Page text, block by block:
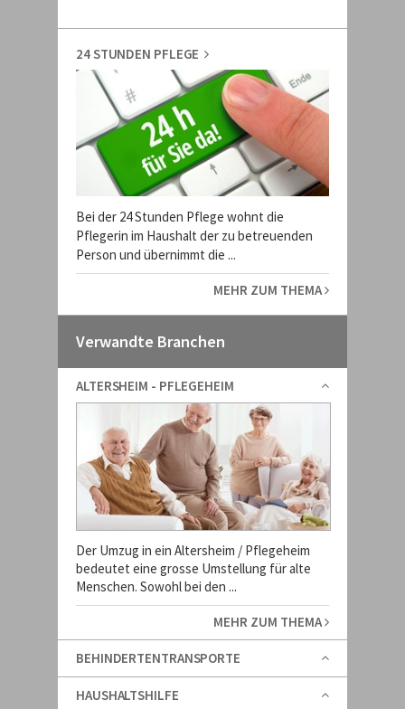
24 STUNDEN PFLEGE
Bei der 24 Stunden Pflege wohnt die
Pflegerin im Haushalt der zu betreuenden
Person und übernimmt die ...
MEHR ZUM THEMA
Verwandte Branchen
ALTERSHEIM - PFLEGEHEIM
Der Umzug in ein Altersheim / Pflegeheim
bedeutet eine grosse Umstellung für alte
Menschen. Sowohl bei den ...
MEHR ZUM THEMA
BEHINDERTENTRANSPORTE
HAUSHALTSHILFE